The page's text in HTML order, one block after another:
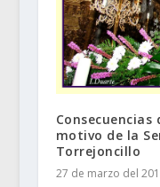
motivo de la
Torrejoncillo
27 de marzo del